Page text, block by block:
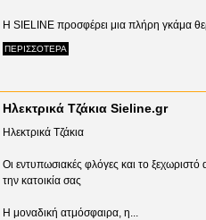
Η SIELINE προσφέρει μια πλήρη γκάμα
ΠΕΡΙΣΣΟΤΕΡΑ
Ηλεκτρικά Τζάκια Sieline.gr
Ηλεκτρικά Τζάκια
Οι εντυπωσιακές φλόγες και το
την κατοικία σας
Η μοναδική ατμόσφαιρα, η...